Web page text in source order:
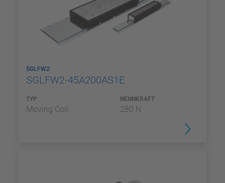
SGLFW2
SGLFW2-45A200AS1E
TYP
Moving Coil
NENNKRAFT
280 N